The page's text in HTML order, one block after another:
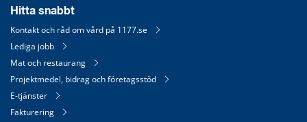
Hitta snabbt
Kontakt och råd om vård på 1177.se
Lediga jobb
Mat och restaurang
Projektmedel, bidrag och företagsstöd
E-tjänster
Fakturering